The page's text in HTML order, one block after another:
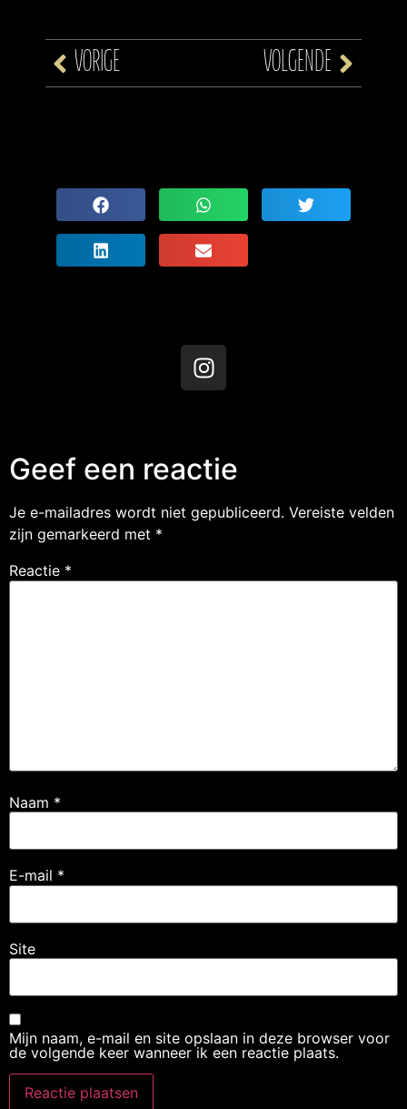
VORIGE VOLGENDE
Geef een reactie
Je e-mailadres wordt niet gepubliceerd. Vereiste velden
zijn gemarkeerd met *
Reactie *
Naam *
E-mail *
Site
Mijn naam, e-mail en site opslaan in deze browser voor
de volgende keer wanneer ik een reactie plaats.